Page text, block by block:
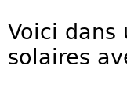
Voici dans
solaires